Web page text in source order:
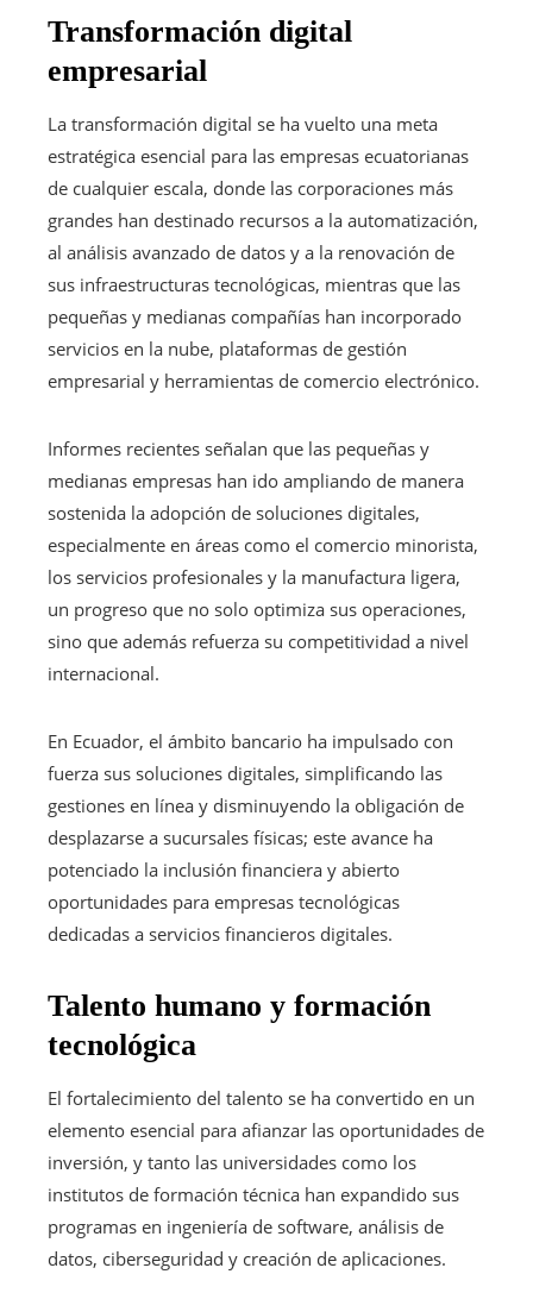
Transformación digital
empresarial
La transformación digital se ha vuelto una meta
estratégica esencial para las empresas ecuatorianas
de cualquier escala, donde las corporaciones más
grandes han destinado recursos a la automatización,
al análisis avanzado de datos y a la renovación de
sus infraestructuras tecnológicas, mientras que las
pequeñas y medianas compañías han incorporado
servicios en la nube, plataformas de gestión
empresarial y herramientas de comercio electrónico.
Informes recientes señalan que las pequeñas y
medianas empresas han ido ampliando de manera
sostenida la adopción de soluciones digitales,
especialmente en áreas como el comercio minorista,
los servicios profesionales y la manufactura ligera,
un progreso que no solo optimiza sus operaciones,
sino que además refuerza su competitividad a nivel
internacional.
En Ecuador, el ámbito bancario ha impulsado con
fuerza sus soluciones digitales, simplificando las
gestiones en línea y disminuyendo la obligación de
desplazarse a sucursales físicas; este avance ha
potenciado la inclusión financiera y abierto
oportunidades para empresas tecnológicas
dedicadas a servicios financieros digitales.
Talento humano y formación
tecnológica
El fortalecimiento del talento se ha convertido en un
elemento esencial para afianzar las oportunidades de
inversión, y tanto las universidades como los
institutos de formación técnica han expandido sus
programas en ingeniería de software, análisis de
datos, ciberseguridad y creación de aplicaciones.